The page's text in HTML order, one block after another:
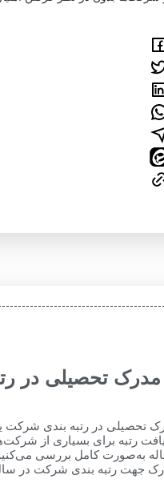
مدرک تحصیلی در
تحصیلی در رتبه‌ بندی شرکت
رتبه برای بسیاری از
به‌صورت کامل بررسی
رتبه بندی شرکت در سال 1405چقدر